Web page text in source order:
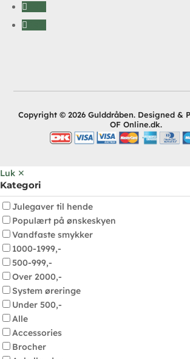
Copyright © 2026 Gulddråben. Designed &
OF Online.dk.
Luk ✕
Kategori
Julegaver til hende
Populært på ønskeskyen
Vandfaste smykker
1000-1999,-
500-999,-
Over 2000,-
System øreringe
Under 500,-
Alle
Accessories
Brocher